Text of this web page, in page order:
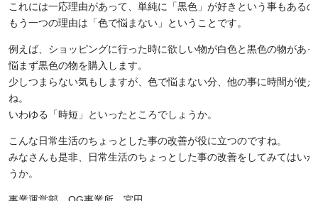
これには一応理由があって、単純に「黒色」が好きという事もある
もう一つの理由は「色で悩まない」ということです。
例えば、ショッピングに行った時に欲しい物が白色と黒色の物があ
悩まず黒色の物を購入します。
少しつまらない気もしますが、色で悩まない分、他の事に時間が使
ね。
いわゆる「時短」といったところでしょうか。
こんな日常生活のちょっとした事の改善が役に立つのですね。
みなさんも是非、日常生活のちょっとした事の改善をしてみてはい
うか。